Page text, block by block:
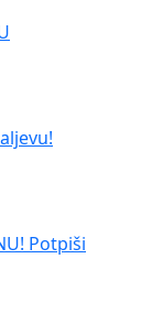
Potpiši